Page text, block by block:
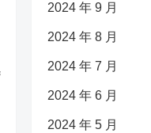
2024 年 9 月
2024 年 8 月
2024 年 7 月
2024 年 6 月
2024 年 5 月